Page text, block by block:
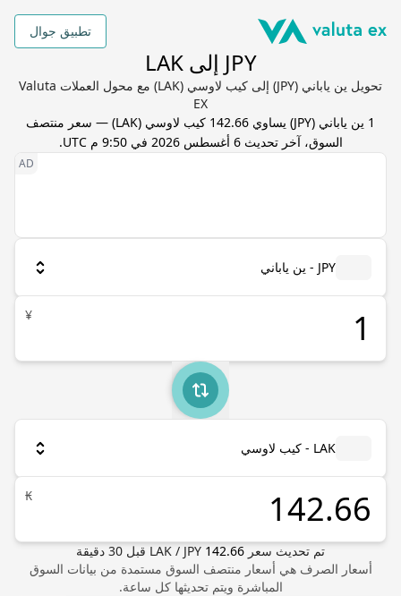
تطبيق جوال
JPY إلى LAK
تحويل ين ياباني (JPY) إلى كيب لاوسي (LAK) مع محول العملات Valuta
EX
1 ين ياباني (
JPY) يساوي 142.66 كيب لاوسي (
LAK) — سعر منتصف
السوق، آخر تحديث6 أغسطس 2026 في 9:50 م UTC .
JPY - ين ياباني
¥
LAK - كيب لاوسي
₭
تم تحديث سعر LAK / JPY 142.66 قبل 30 دقيقة
أسعار الصرف هي أسعار منتصف السوق مستمدة من بيانات السوق
المباشرة ويتم تحديثها كل ساعة.